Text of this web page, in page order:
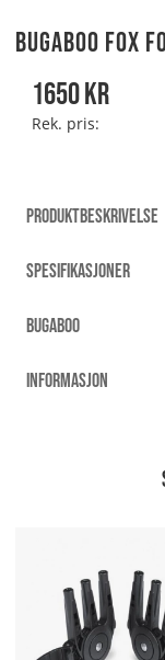
Bugaboo Fox
1650kr
Rek. pris:
PRODUKTBESKRIVELSE
SPESIFIKASJONER
BUGABOO
INFORMASJON